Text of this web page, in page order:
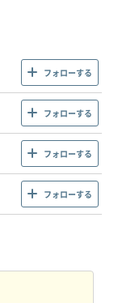
フォローする
フォローする
フォローする
フォローする